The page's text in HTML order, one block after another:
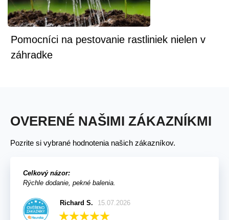
Pomocníci na pestovanie rastliniek nielen v
záhradke
OVERENÉ NAŠIMI ZÁKAZNÍKMI
Pozrite si vybrané hodnotenia našich zákazníkov.
Celkový názor:
Rýchle dodanie, pekné balenia.
Richard S. 15.07.2026